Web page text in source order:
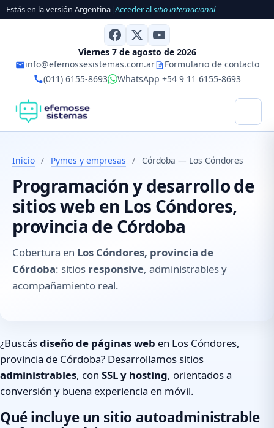
Estás en la versión Argentina|Acceder alsitio internacional
Viernes 7 de agosto de 2026
info@efemossesistemas.com.ar
Formulario de contacto
(011) 6155-8693
WhatsApp +54 9 11 6155-8693
Inicio / Pymes y empresas / Córdoba — Los Cóndores
Programación y desarrollo de
sitios web en Los Cóndores,
provincia de Córdoba
Cobertura en Los Cóndores, provincia de
Córdoba: sitios responsive, administrables y
acompañamiento real.
¿Buscásdiseño de páginas web en Los Cóndores,
provincia de Córdoba? Desarrollamos sitios
administrables, con SSL y hosting, orientados a
conversión y buena experiencia en móvil.
Qué incluye un sitio autoadministrable